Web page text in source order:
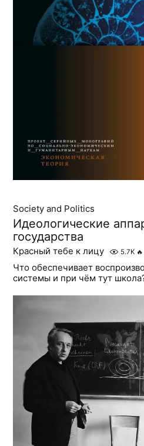
Society and Politics
Идеологические
государства
Красный тебе к лицу 5.7K 🔥
Что обеспечивает
системы и при чём тут